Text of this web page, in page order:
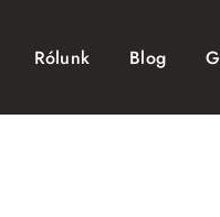
Rólunk Blog